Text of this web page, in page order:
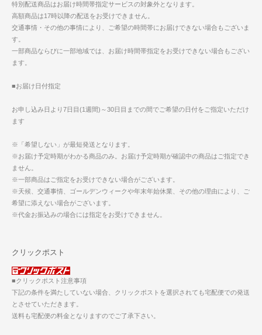
特別配送商品はお届け時間帯指定サービスの対象外となります。
高額商品は17時以降の配送をお受けできません。
交通事情・その他の事情により、ご希望の時間帯にお届けできない場合もございま
す。
一部商品ならびに一部地域では、お届け時間帯指定をお受けできない場合もござい
ます。
■お届け日付指定
お申し込み日より7日目(1週間)～30日目までの間でご希望の日付をご指定いただけ
ます
※「希望しない」が最短発送となります。
※お届け予定時期がわかる商品のみ。お届け予定時期が確認中の商品はご指定でき
ません。
※一部商品はご指定をお受けできない場合がございます。
※天候、交通事情、ゴールデンウィークや年末年始休業、その他の理由により、ご
希望に添えない場合がございます。
※代金お振込みの場合には指定をお受けできません。
クリックポスト
■クリックポスト注意事項
下記の条件を満たしていない場合、クリックポストを選択されても宅配便での発送
とさせていただきます。
送料も宅配便の料金となりますのでご了承下さい。